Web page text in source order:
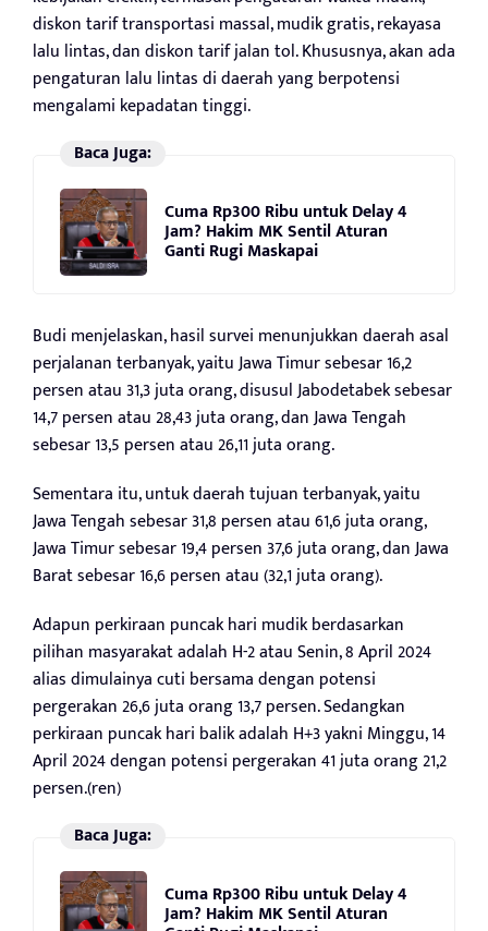
diskon tarif transportasi massal, mudik gratis, rekayasa
lalu lintas, dan diskon tarif jalan tol. Khususnya, akan ada
pengaturan lalu lintas di daerah yang berpotensi
mengalami kepadatan tinggi.
Baca Juga:
Cuma Rp300 Ribu untuk Delay 4
Jam? Hakim MK Sentil Aturan
Ganti Rugi Maskapai
Budi menjelaskan, hasil survei menunjukkan daerah asal
perjalanan terbanyak, yaitu Jawa Timur sebesar 16,2
persen atau 31,3 juta orang, disusul Jabodetabek sebesar
14,7 persen atau 28,43 juta orang, dan Jawa Tengah
sebesar 13,5 persen atau 26,11 juta orang.
Sementara itu, untuk daerah tujuan terbanyak, yaitu
Jawa Tengah sebesar 31,8 persen atau 61,6 juta orang,
Jawa Timur sebesar 19,4 persen 37,6 juta orang, dan Jawa
Barat sebesar 16,6 persen atau (32,1 juta orang).
Adapun perkiraan puncak hari mudik berdasarkan
pilihan masyarakat adalah H-2 atau Senin, 8 April 2024
alias dimulainya cuti bersama dengan potensi
pergerakan 26,6 juta orang 13,7 persen. Sedangkan
perkiraan puncak hari balik adalah H+3 yakni Minggu, 14
April 2024 dengan potensi pergerakan 41 juta orang 21,2
persen.(ren)
Baca Juga:
Cuma Rp300 Ribu untuk Delay 4
Jam? Hakim MK Sentil Aturan